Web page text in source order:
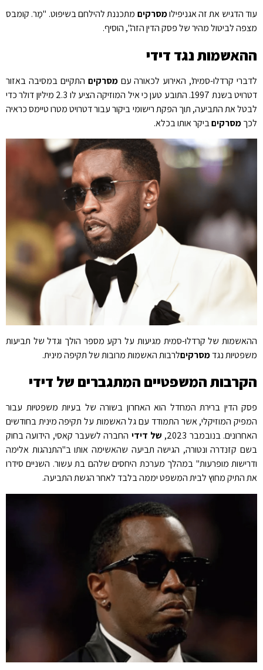
עוד הדגיש את זה אגניפילומסרקים מתכננת להילחם בשיפוט. "מַר. קומבס
מצפה לביטול מהיר של פסק הדין הזה", הוסיף.
ההאשמות נגד דידי
לדברי קרדלו-סמית', האירוע לכאורה עםמסרקים התקיים במסיבה באזור
דטרויט בשנת 1997. התובע טען כי איל המוזיקה הציע לו 2.3 מיליון דולר כדי
לבטל את התביעה, תוך הפקת רישומי ביקור עבור דטרויט מטרו טיימס כראיה
לכךמסרקיםביקר אותו בכלא.
ההאשמות של קרדלו-סמית מגיעות על רקע מספר הולך וגדל של תביעות
משפטיות נגדמסרקיםלרבות האשמות מרובות של תקיפה מינית.
הקרבות המשפטיים המתגברים של דידי
פסק הדין ברירת המחדל הוא האחרון בשורה של בעיות משפטיות עבור
המפיק המוזיקלי, אשר התמודד עם גל האשמות על תקיפה מינית בחודשים
האחרונים. בנובמבר 2023,
של דידי החברה לשעבר קאסי, הידועה בחוק
בשם קזנדרה ונטורה, הגישה תביעה שהאשימה אותו ב"התנהגות אלימה
ודרישות מופרעות" במהלך מערכת היחסים שלהם בת עשור. השניים סידרו
את התיק מחוץ לבית המשפט יממה בלבד לאחר הגשת התביעה.